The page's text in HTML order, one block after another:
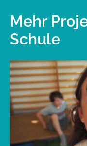
Mehr
Schule